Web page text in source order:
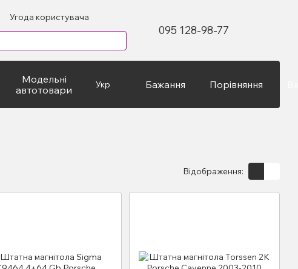
Угода користувача
095 128-98-77
Модельні
автотовари
Укр Бажання Порівняння
Відображення: